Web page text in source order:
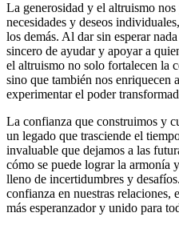
La generosidad y el altruismo nos
necesidades y deseos
los demás. Al dar sin esperar
sincero de ayudar y apoyar a
el altruismo no solo fortalecen la
sino que también nos enriquecen
experimentar el poder
La confianza que construimos y
un legado que trasciende el
invaluable que dejamos a las
cómo se puede lograr la armonía
lleno de incertidumbres y
confianza en nuestras
más esperanzador y unido para